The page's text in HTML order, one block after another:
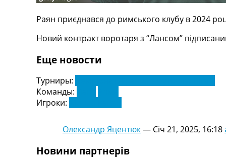
Телепрограма
RU
UA
Categories
Головна
Новини футболу
Футбольні трансфери
Останні коментарі
Конкурс прогнозів
Логін
Раян приєднався до римського клубу в 2024
Новий контракт воротаря з “Лансом”
Еще новости
Турниры:
Команды:
Игроки:
Олександр Яцентюк— Січ 21, 2025, 16:18
Новини партнерів